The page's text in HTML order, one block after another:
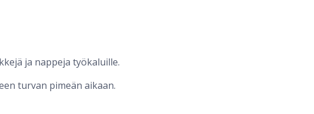
ja nappeja työkaluille.
turvan pimeän aikaan.